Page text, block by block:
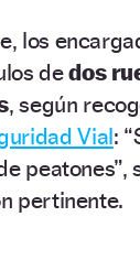
los
dedos
, según
Vial:
peatones”,
pertinente.